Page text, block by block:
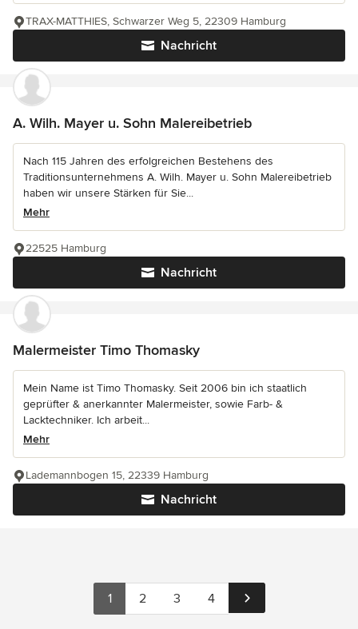
Nachricht
TRAX-MATTHIES, Schwarzer Weg 5, 22309 Hamburg
A. Wilh. Mayer u. Sohn Malereibetrieb
Nach 115 Jahren des erfolgreichen Bestehens des
Traditionsunternehmens A. Wilh. Mayer u. Sohn Malereibetrieb
haben wir unsere Stärken für Sie...
Mehr
Nachricht
22525 Hamburg
Malermeister Timo Thomasky
Mein Name ist Timo Thomasky. Seit 2006 bin ich staatlich
geprüfter & anerkannter Malermeister, sowie Farb- &
Lacktechniker. Ich arbeit...
Mehr
Nachricht
Lademannbogen 15, 22339 Hamburg
1 2 3 4